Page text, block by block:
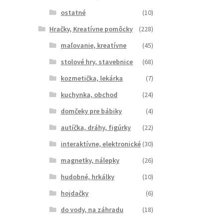
ostatné
(10)
Hračky, Kreatívne pomôcky
(228)
maľovanie, kreatívne
(45)
stolové hry, stavebnice
(68)
kozmetička, lekárka
(7)
kuchynka, obchod
(24)
domčeky pre bábiky
(4)
autíčka, dráhy, figúrky
(22)
interaktívne, elektronické (30)
magnetky, nálepky
(26)
hudobné, hrkálky
(10)
hojdačky
(6)
do vody, na záhradu
(18)